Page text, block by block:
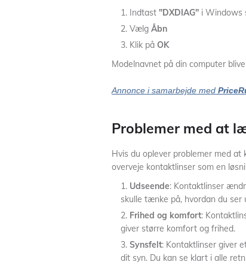
Indtast "DXDIAG" i Windows
Vælg Åbn
Klik på OK
Modelnavnet på din computer
Annonce i samarbejde med
Problemer med at
Hvis du oplever problemer med
overveje kontaktlinser som en
Udseende: Kontaktlinser
skulle tænke på, hvordan du ser
Frihed og komfort:
giver større komfort og frihed.
Synsfelt: Kontaktlinser giver
dit syn. Du kan se klart i alle